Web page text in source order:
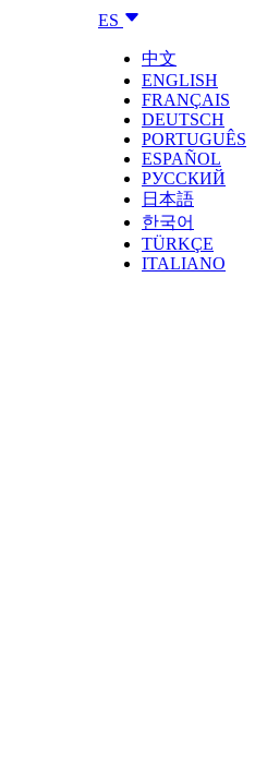
ES
中文
ENGLISH
FRANÇAIS
DEUTSCH
PORTUGUÊS
ESPAÑOL
РУССКИЙ
日本語
한국어
TÜRKÇE
ITALIANO